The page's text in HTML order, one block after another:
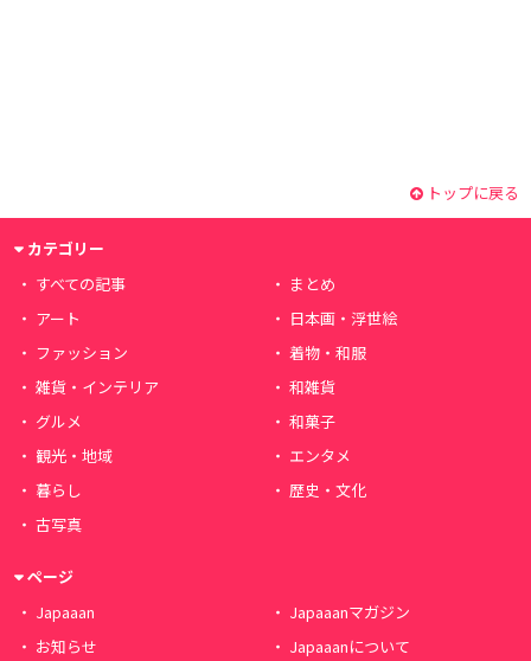
トップに戻る
カテゴリー
すべての記事
まとめ
アート
日本画・浮世絵
ファッション
着物・和服
雑貨・インテリア
和雑貨
グルメ
和菓子
観光・地域
エンタメ
暮らし
歴史・文化
古写真
ページ
Japaaan
Japaaanマガジン
お知らせ
Japaaanについて